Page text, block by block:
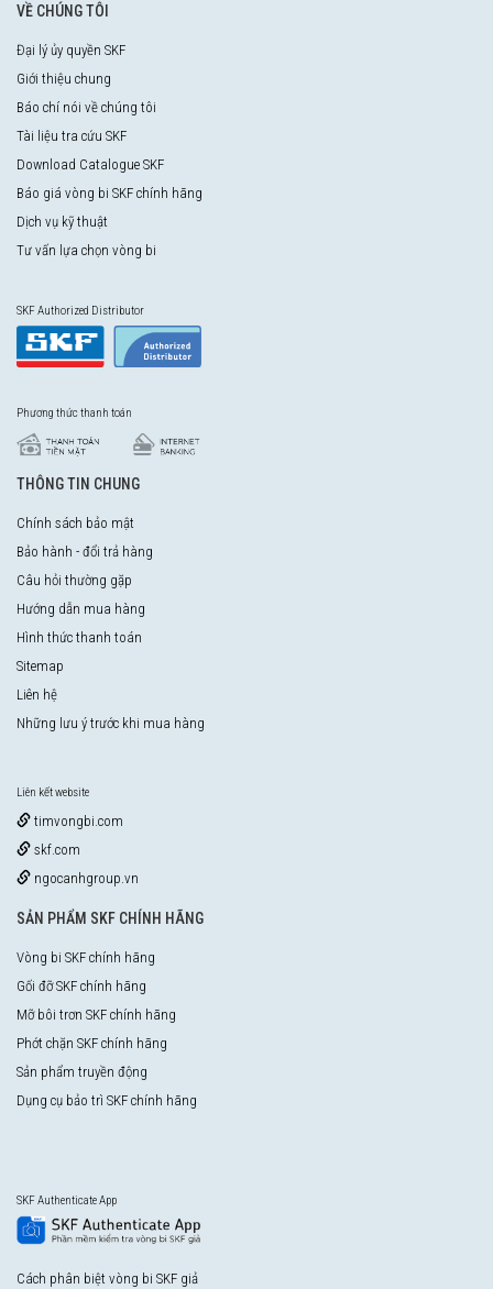
VỀ CHÚNG TÔI
Đại lý ủy quyền SKF
Giới thiệu chung
Báo chí nói về chúng tôi
Tài liệu tra cứu SKF
Download Catalogue SKF
Báo giá vòng bi SKF chính hãng
Dịch vụ kỹ thuật
Tư vấn lựa chọn vòng bi
SKF Authorized Distributor
Phương thức thanh toán
THÔNG TIN CHUNG
Chính sách bảo mật
Bảo hành - đổi trả hàng
Câu hỏi thường gặp
Hướng dẫn mua hàng
Hình thức thanh toán
Sitemap
Liên hệ
Những lưu ý trước khi mua hàng
Liên kết website
timvongbi.com
skf.com
ngocanhgroup.vn
SẢN PHẨM SKF CHÍNH HÃNG
Vòng bi SKF chính hãng
Gối đỡ SKF chính hãng
Mỡ bôi trơn SKF chính hãng
Phớt chặn SKF chính hãng
Sản phẩm truyền động
Dụng cụ bảo trì SKF chính hãng
SKF Authenticate App
Cách phân biệt vòng bi SKF giả